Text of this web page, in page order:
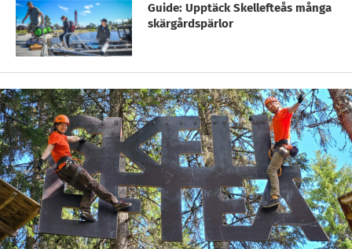
Guide: Upptäck Skellefteås många
skärgårdspärlor